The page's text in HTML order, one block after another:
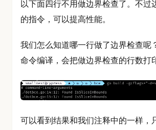
以下面四行不用做边界检查了。不过
的指令，可以提高性能。
我们怎么知道哪一行做了边界检查呢
命令编译，会把做边界检查的行数打
可以看到结果和我们注释中的一样，